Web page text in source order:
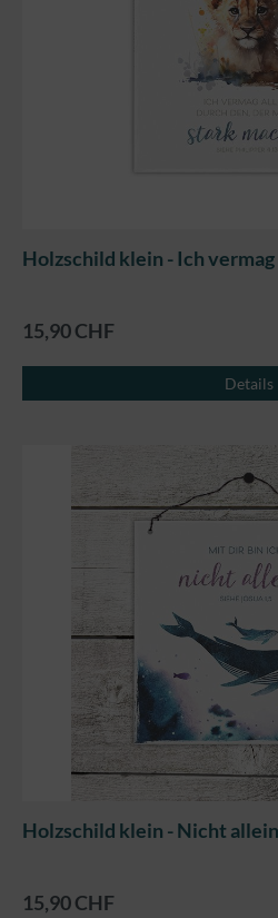
Holzschild klein - Ich vermag
15,90 CHF
Details
Holzschild klein - Nicht
15,90 CHF